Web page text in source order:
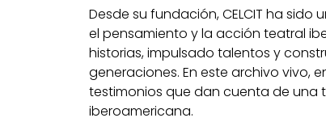
Desde su fundación, CELCIT ha
el pensamiento y la acción teatral
historias, impulsado talentos y
generaciones. En este archivo vivo,
testimonios que dan cuenta de una
iberoamericana.